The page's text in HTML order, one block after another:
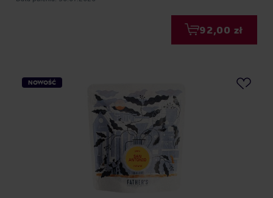
92,00 zł
NOWOŚĆ